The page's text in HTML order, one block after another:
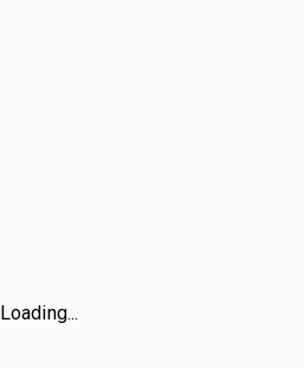
Loading...